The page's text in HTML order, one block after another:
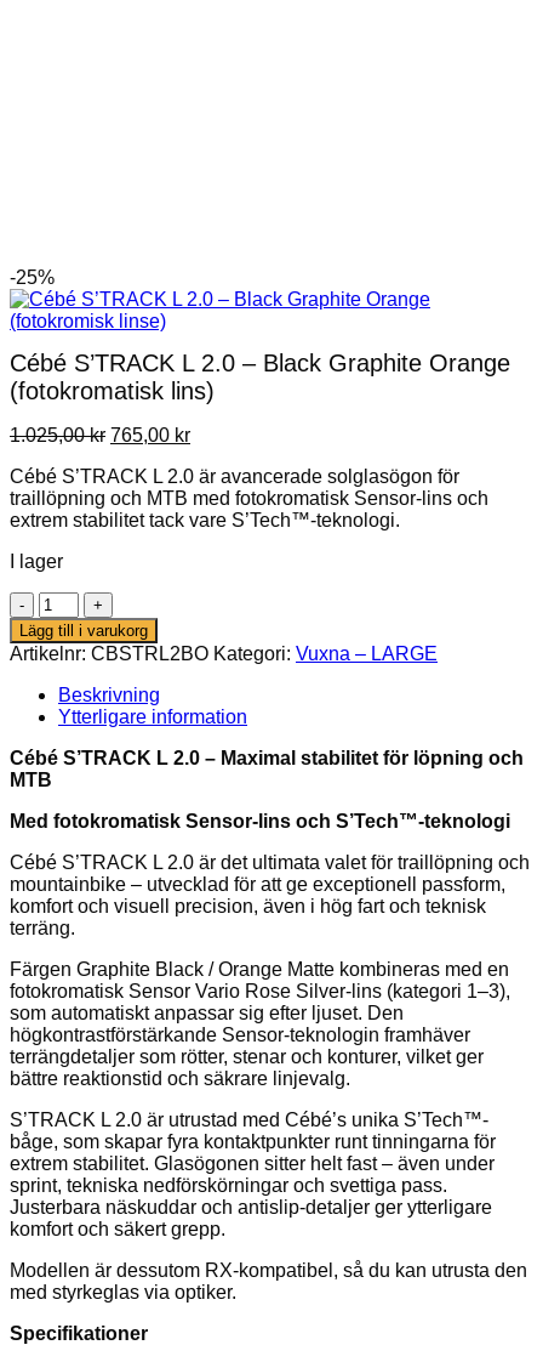
-25%
Cébé S’TRACK L 2.0 – Black Graphite Orange
(fotokromatisk lins)
1.025,00kr Det
priset
var:
1.025,00 kr.
765,00 krDet
priset
är:
765,00 kr.
Cébé S’TRACK L 2.0 är avancerade solglasögon för
traillöpning och MTB med fotokromatisk Sensor-lins och
extrem stabilitet tack vare S’Tech™-teknologi.
I lager
Cébé
S’TRACK
L
2.0
–
Black
Graphite
Orange
(fotokromatisk
mängd
Lägg till i varukorg
Artikelnr: CBSTRL2BO Kategori: Vuxna – LARGE
Beskrivning
Ytterligare information
Cébé S’TRACK L 2.0 – Maximal stabilitet för löpning och
MTB
Med fotokromatisk Sensor-lins och S’Tech™-teknologi
Cébé S’TRACK L 2.0 är det ultimata valet för traillöpning och
mountainbike – utvecklad för att ge exceptionell passform,
komfort och visuell precision, även i hög fart och teknisk
terräng.
Färgen Graphite Black / Orange Matte kombineras med en
fotokromatisk Sensor Vario Rose Silver-lins (kategori 1–3),
som automatiskt anpassar sig efter ljuset. Den
högkontrastförstärkande Sensor-teknologin framhäver
terrängdetaljer som rötter, stenar och konturer, vilket ger
bättre reaktionstid och säkrare linjevalg.
S’TRACK L 2.0 är utrustad med Cébé’s unika S’Tech™-
båge, som skapar fyra kontaktpunkter runt tinningarna för
extrem stabilitet. Glasögonen sitter helt fast – även under
sprint, tekniska nedförskörningar och svettiga pass.
Justerbara näskuddar och antislip-detaljer ger ytterligare
komfort och säkert grepp.
Modellen är dessutom RX-kompatibel, så du kan utrusta den
med styrkeglas via optiker.
Specifikationer